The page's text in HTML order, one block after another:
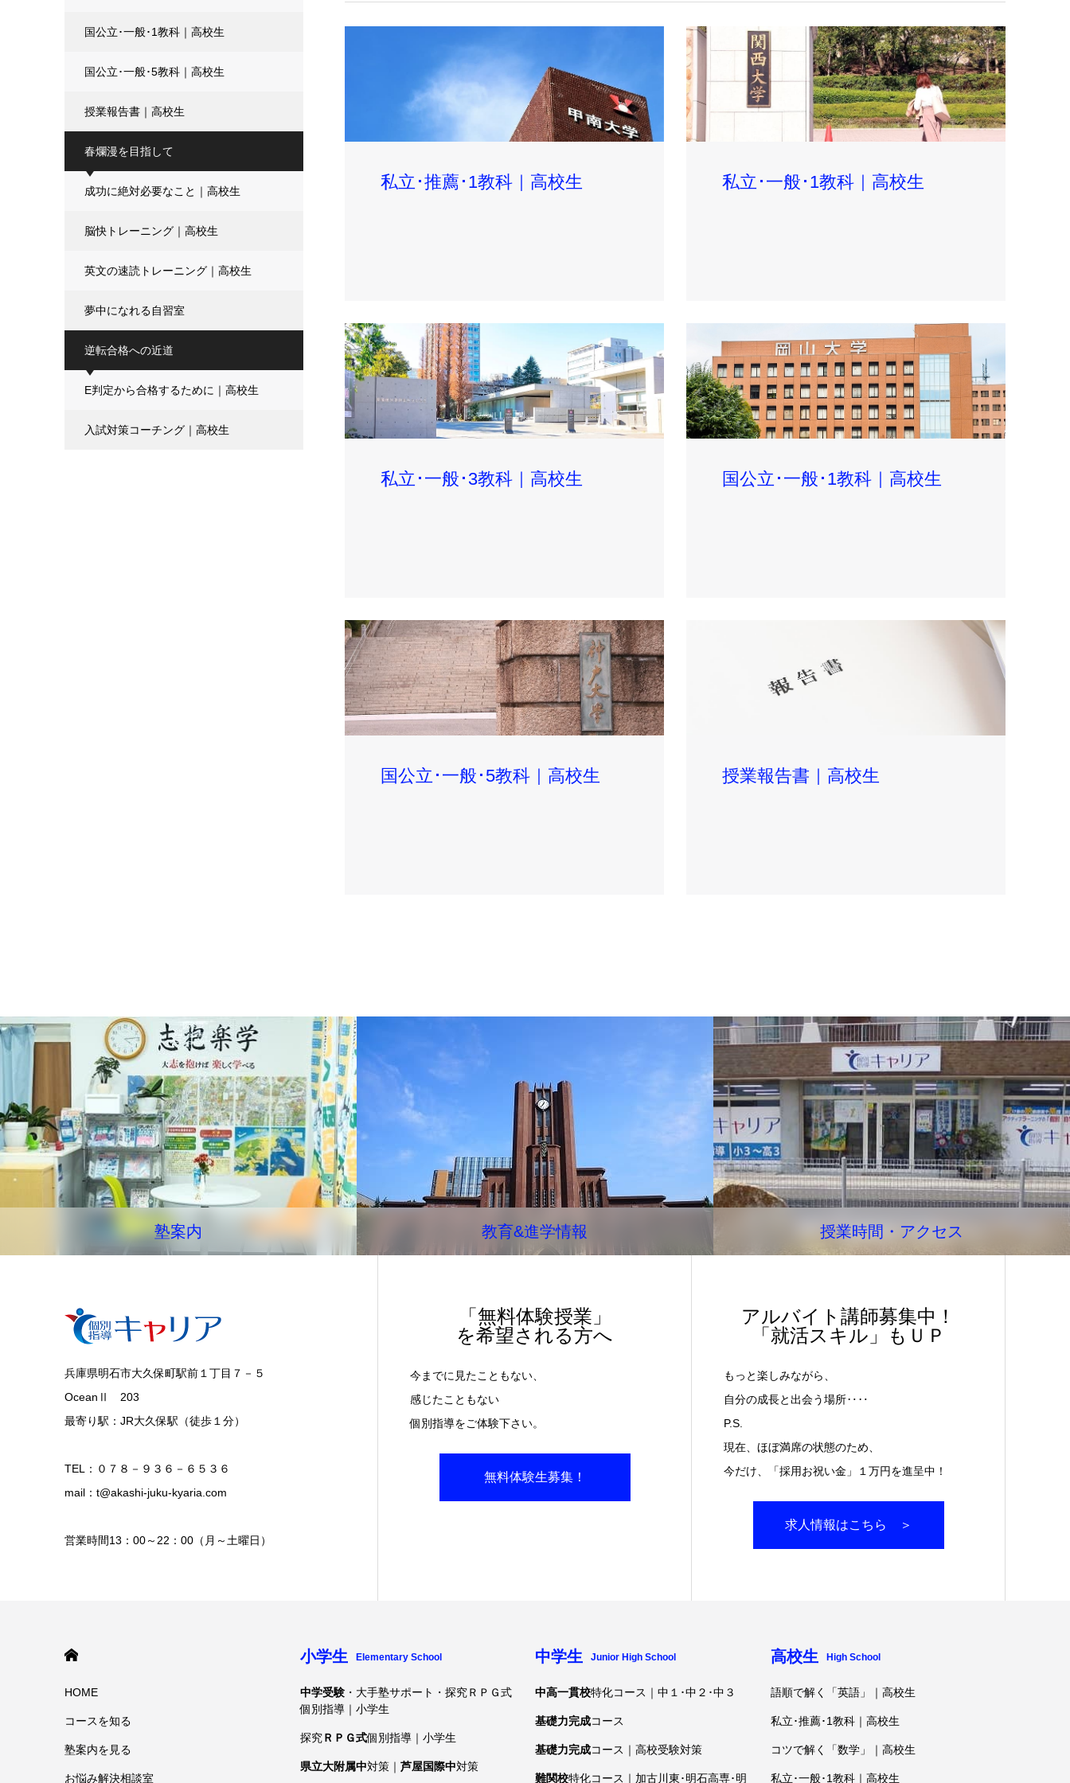
私立･推薦･1教科｜高校生 私立･一般･1教科｜高校生
私立･一般･3教科｜高校生 国公立･一般･1教科｜高校生
国公立･一般･5教科｜高校生 授業報告書｜高校生
国公立･一般･1教科｜高校生
国公立･一般･5教科｜高校生
授業報告書｜高校生
春爛漫を目指して
成功に絶対必要なこと｜高校生
脳快トレーニング｜高校生
英文の速読トレーニング｜高校生
夢中になれる自習室
逆転合格への近道
E判定から合格するために｜高校生
入試対策コーチング｜高校生
塾案内 教育&進学情報 授業時間・アクセス
兵庫県明石市大久保町駅前１丁目７－５
OceanⅡ 203
最寄り駅：JR大久保駅（徒歩１分）
TEL：０７８－９３６－６５３６
mail：t@akashi-juku-kyaria.com
営業時間13：00～22：00（月～土曜日）
「無料体験授業」
を希望される方へ
今までに見たこともない、
感じたこともない
個別指導をご体験下さい。
無料体験生募集！
アルバイト講師募集中！
「就活スキル」もＵＰ
もっと楽しみながら、
自分の成長と出会う場所‥‥
P.S.
現在、ほぼ満席の状態のため、
今だけ、「採用お祝い金」１万円を進呈中！
求人情報はこちら ＞
HOME
コースを知る
塾案内を見る
お悩み解決相談室
小学生 Elementary School
中学受験・大手塾サポート・探究ＲＰＧ式
個別指導｜小学生
探究ＲＰＧ式個別指導｜小学生
県立大附属中対策｜ 芦屋国際中対策
中学生 Junior High School
中高一貫校特化コース｜中１･中２･中３
基礎力完成コース
基礎力完成コース｜高校受験対策
難関校特化コース｜加古川東･明石高専･明
高校生 High School
語順で解く「英語」｜高校生
私立･推薦･1教科｜高校生
コツで解く「数学」｜高校生
私立･一般･1教科｜高校生